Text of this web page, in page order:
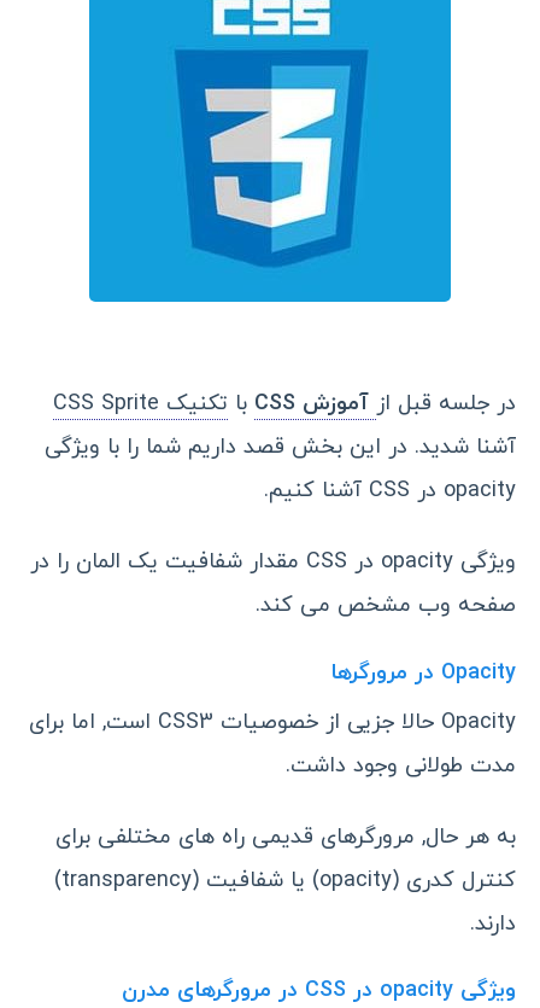
در جلسه قبل از آموزش CSS با تکنیک CSS Sprite
آشنا شدید. در این بخش قصد داریم شما را با ویژگی
opacity در CSS آشنا کنیم.
ویژگی opacity در CSS مقدار شفافیت یک المان را در
صفحه وب مشخص می کند.
Opacity در مرورگرها
Opacity حالا جزیی از خصوصیات CSS3 است, اما برای
مدت طولانی وجود داشت.
به هر حال, مرورگرهای قدیمی راه های مختلفی برای
کنترل کدری (opacity) یا شفافیت (transparency)
دارند.
ویژگی opacity در CSS در مرورگرهای مدرن